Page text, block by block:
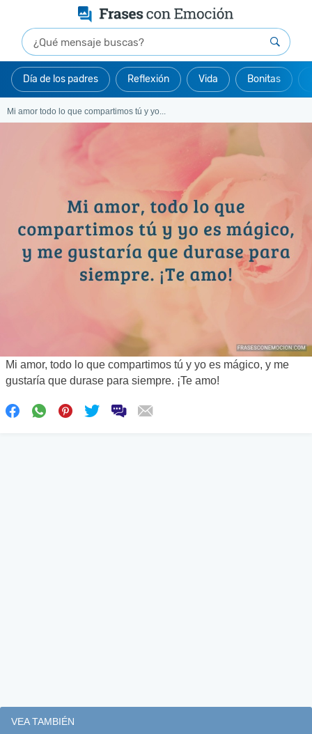
Día de los padres Reflexión Vida Bonitas
Mi amor todo lo que compartimos tú y yo...
Mi amor, todo lo que compartimos tú y yo es mágico, y me
gustaría que durase para siempre. ¡Te amo!
VEA TAMBIÉN